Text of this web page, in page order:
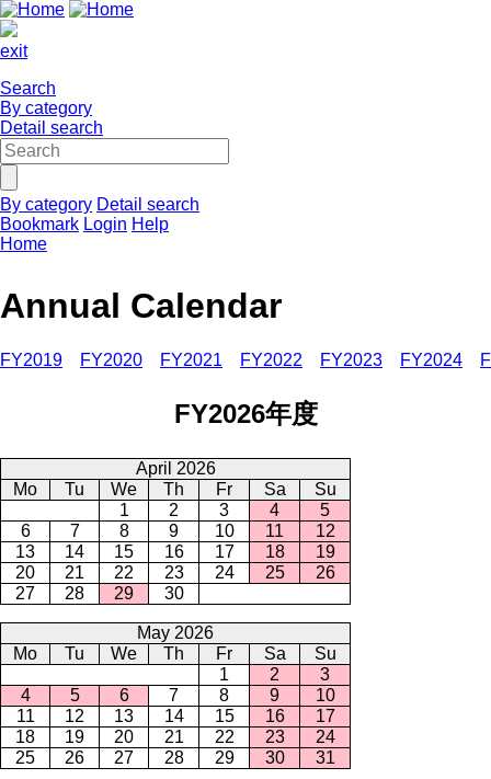
exit
Search
By category
Detail search
By category Detail search
Bookmark Login Help
Home
Annual Calendar
FY2019 FY2020 FY2021 FY2022 FY2023 FY2024
FY2026年度
April 2026
Mo
Tu We Th Fr Sa
Su
1
2 3 4
5
6
7 8 9 10 11
12
13
14 15 16 17 18
19
20
21 22 23 24 25
26
27
28 29 30
May 2026
Mo
Tu We Th Fr Sa
Su
1
2
3
4
5 6 7 8 9
10
11
12 13 14 15 16
17
18
19 20 21 22 23
24
25
26 27 28 29 30 31